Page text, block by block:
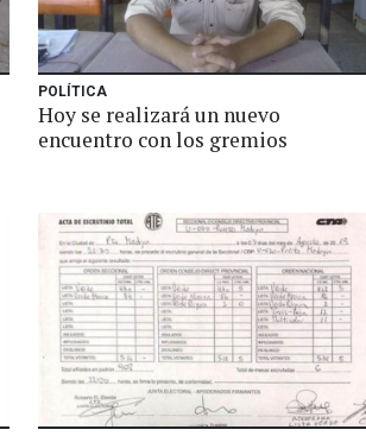
POLÍTICA
Hoy se realizará un nuevo
encuentro con los gremios